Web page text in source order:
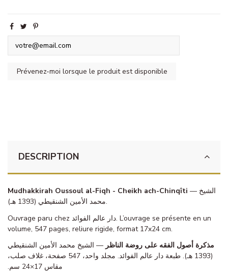
DESCRIPTION
Mudhakkirah Oussoul al-Fiqh - Cheikh ach-Chinqîti — الشيخ
محمد الأمين الشنقيطي (1393 هـ).
Ouvrage paru chez دار عالم الفوائد. L’ouvrage se présente en un
volume, 547 pages, reliure rigide, format 17x24 cm.
مذكرة أصول الفقه على روضة الناظر — الشيخ محمد الأمين الشنقيطي
(1393 هـ). طبعة دار عالم الفوائد. مجلد واحد، 547 صفحة، غلاف صلب،
مقاس 17×24 سم.